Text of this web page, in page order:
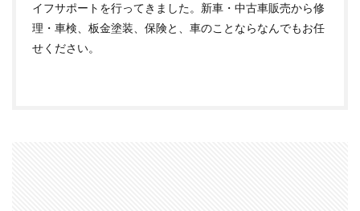
イフサポートを行ってきました。新車・中古車販売から修
理・車検、板金塗装、保険と、車のことならなんでもお任
せください。